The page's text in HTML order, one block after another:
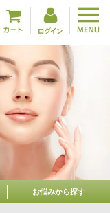
お悩みから探す